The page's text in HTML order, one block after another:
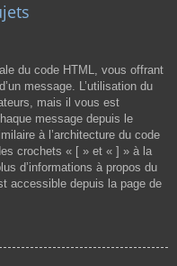
du code HTML, vous offrant
message. L’utilisation du
mais il vous est
message depuis le
à l’architecture du code
crochets « [ » et « ] » à la
d’informations à propos du
accessible depuis la page de